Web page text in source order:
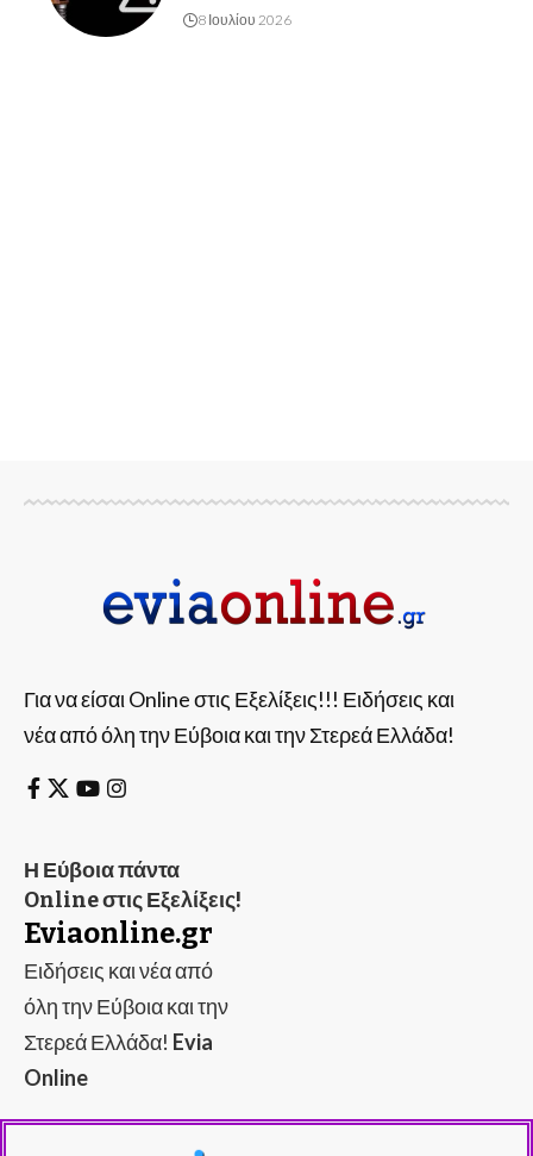
8 Ιουλίου 2026
Για να είσαι Online στις Εξελίξεις!!! Ειδήσεις και
νέα από όλη την Εύβοια και την Στερεά Ελλάδα!
Η Εύβοια πάντα
Online στις Εξελίξεις!
Eviaonline.gr
Ειδήσεις και νέα από
όλη την Εύβοια και την
Στερεά Ελλάδα! Evia
Online